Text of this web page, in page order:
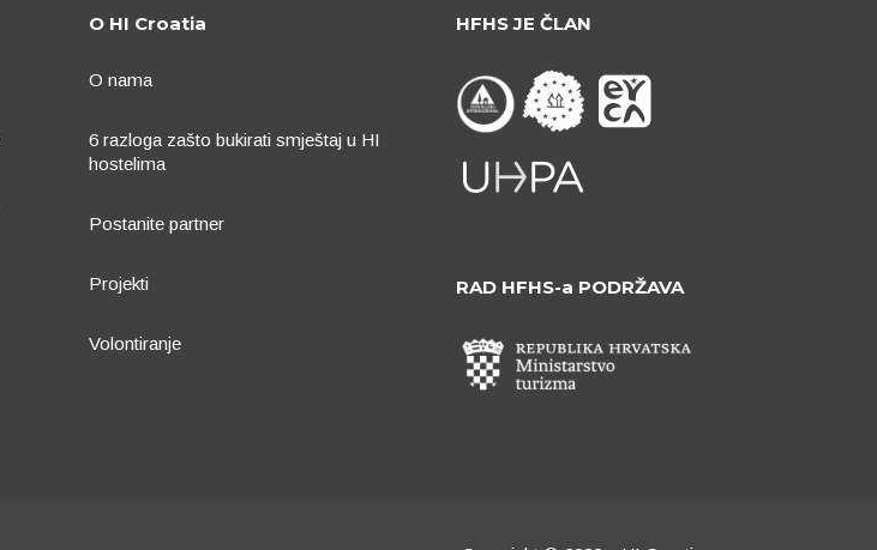
O HI Croatia
O nama
6 razloga zašto bukirati smještaj u HI
hostelima
Postanite partner
Projekti
Volontiranje
HFHS JE ČLAN
RAD HFHS-a PODRŽAVA